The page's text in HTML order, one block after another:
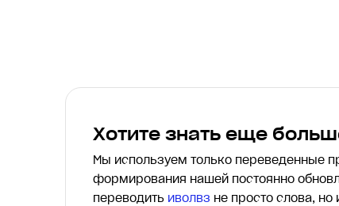
Хотите знать еще
Мы используем только переведенные
формирования нашей постоянно
переводить иволвз не просто слова,